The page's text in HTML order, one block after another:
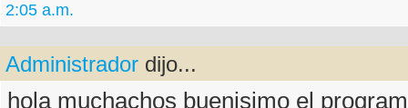
2:05 a.m.
Administrador dijo...
hola muchachos buenisimo el